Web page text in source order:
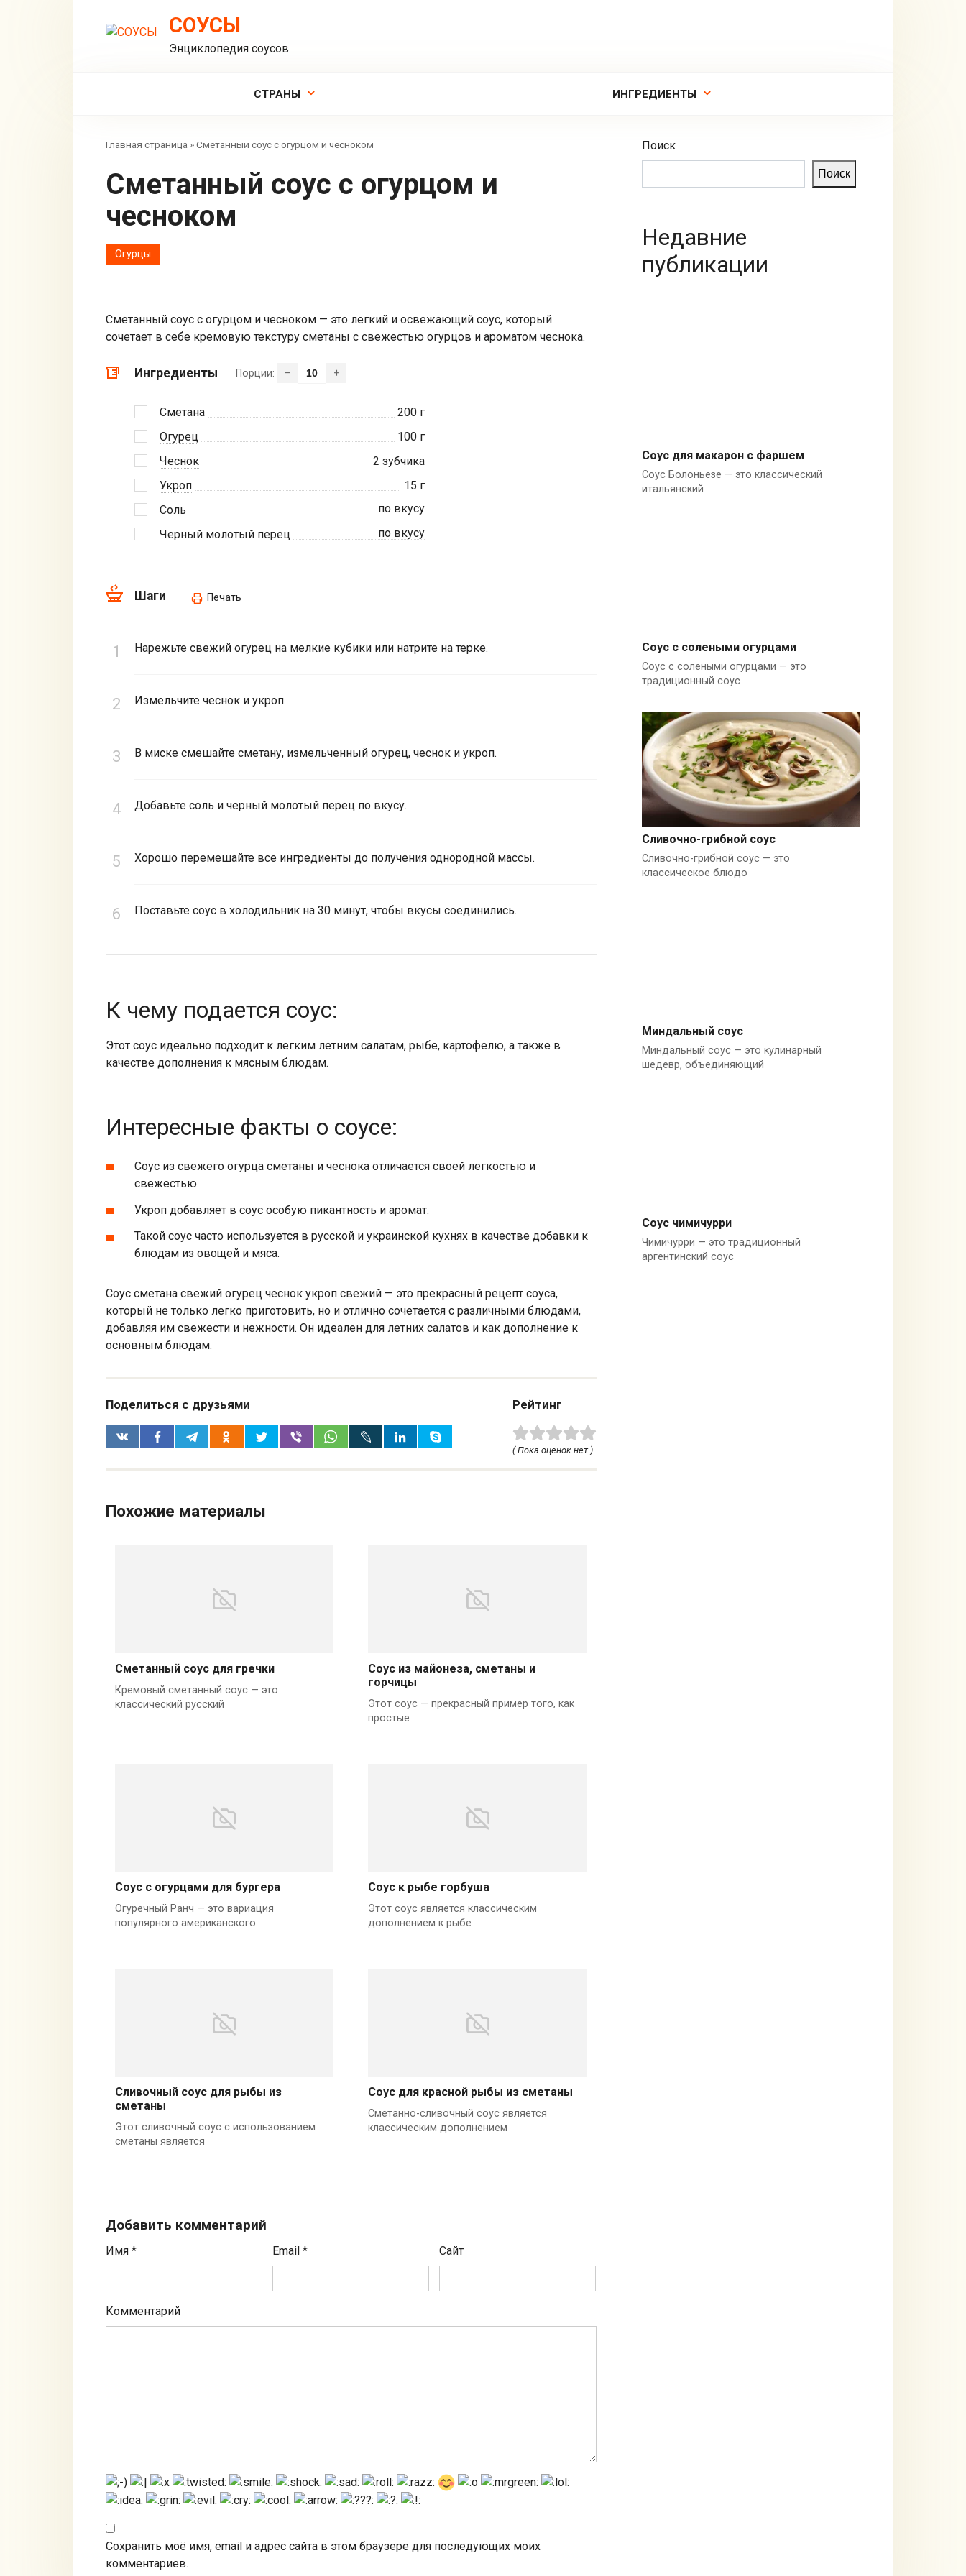
СОУСЫ
Энциклопедия соусов
СТРАНЫ ИНГРЕДИЕНТЫ
Главная страница »Сметанный соус с огурцом и чесноком
Сметанный соус с огурцом и
чесноком
Огурцы
Сметанный соус с огурцом и чесноком — это легкий и освежающий соус, который
сочетает в себе кремовую текстуру сметаны с свежестью огурцов и ароматом чеснока.
Ингредиенты Порции: – +
Сметана 200г
Огурец
100г
Чеснок
2 зубчика
Укроп
15 г
Соль
по вкусу
Черный молотый перец
по вкусу
Шаги Печать
Нарежьте свежий огурец на мелкие кубики или натрите на терке.
Измельчите чеснок и укроп.
В миске смешайте сметану, измельченный огурец, чеснок и укроп.
Добавьте соль и черный молотый перец по вкусу.
Хорошо перемешайте все ингредиенты до получения однородной массы.
Поставьте соус в холодильник на 30 минут, чтобы вкусы соединились.
К чему подается соус:
Этот соус идеально подходит к легким летним салатам, рыбе, картофелю, а также в
качестве дополнения к мясным блюдам.
Интересные факты о соусе:
Соус из свежего огурца сметаны и чеснока отличается своей легкостью и
свежестью.
Укроп добавляет в соус особую пикантность и аромат.
Такой соус часто используется в русской и украинской кухнях в качестве добавки к
блюдам из овощей и мяса.
Соус сметана свежий огурец чеснок укроп свежий — это прекрасный рецепт соуса,
который не только легко приготовить, но и отлично сочетается с различными блюдами,
добавляя им свежести и нежности. Он идеален для летних салатов и как дополнение к
основным блюдам.
Поделиться с друзьями Рейтинг
( Пока оценок нет )
Похожие материалы
Сметанный соус для гречки
Кремовый сметанный соус — это
классический русский
Соус из майонеза, сметаны и
горчицы
Этот соус — прекрасный пример того, как
простые
Соус с огурцами для бургера
Огуречный Ранч — это вариация
популярного американского
Соус к рыбе горбуша
Этот соус является классическим
дополнением к рыбе
Сливочный соус для рыбы из
сметаны
Этот сливочный соус с использованием
сметаны является
Соус для красной рыбы из сметаны
Сметанно-сливочный соус является
классическим дополнением
Добавить комментарий
Имя * Email* Сайт
Комментарий
Сохранить моё имя, email и адрес сайта в этом браузере для последующих моих
комментариев.
Поиск
Поиск
Недавние
публикации
Италия
Соус для макарон с фаршем
Соус Болоньезе — это классический
итальянский
Россия
Соус с солеными огурцами
Соус с солеными огурцами — это
традиционный соус
Грибы
Сливочно-грибной соус
Сливочно-грибной соус — это
классическое блюдо
Испания
Миндальный соус
Миндальный соус — это кулинарный
шедевр, объединяющий
Аргентина
Соус чимичурри
Чимичурри — это традиционный
аргентинский соус